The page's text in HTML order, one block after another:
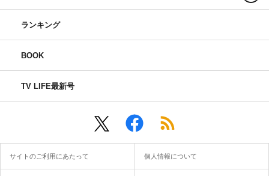
ランキング
BOOK
TV LIFE最新号
サイトのご利用にあたって 個人情報について